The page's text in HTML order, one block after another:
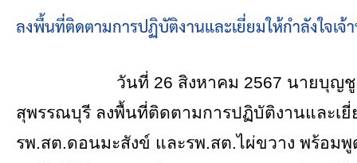
โครงสร้างการแบ่งส่วนราชการ
ยุทธศาสตร์การพัฒนา
ประวัตินายก
ลงพื้นที่ติดตามการปฏิบัติงานและเยี่ยมให้กำลังใจเ
วันที่ 26 สิงหาคม 2567 นายบุญชู จันท
สุพรรณบุรี ลงพื้นที่ติดตามการปฏิบัติงานและเ
รพ.สต.ดอนมะสังข์ และรพ.สต.ไผ่ขวาง พร้อมพู